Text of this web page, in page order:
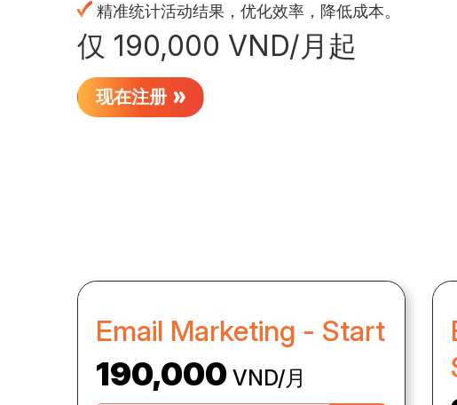
精准统计活动结果，优化效率，降低成本。
仅 190,000 VND/月起
现在注册
Email Marketing - Start
190,000 VND/月